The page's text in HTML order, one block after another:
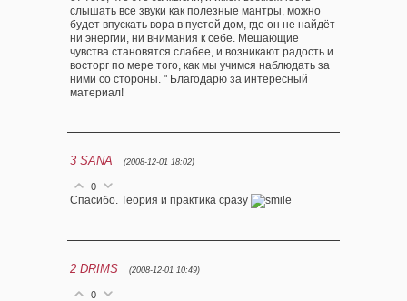
слышать все звуки как полезные мантры, можно
будет впускать вора в пустой дом, где он не найдёт
ни энергии, ни внимания к себе. Мешающие
чувства становятся слабее, и возникают радость и
восторг по мере того, как мы учимся наблюдать за
ними со стороны. " Благодарю за интересный
материал!
3 SANA (2008-12-01 18:02)
0
Спасибо. Теория и практика сразу
2 DRIMS (2008-12-01 10:49)
0